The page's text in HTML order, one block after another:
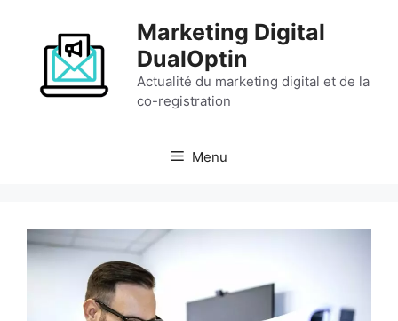
contenu
Marketing Digital
DualOptin
Actualité du marketing digital et de la
co-registration
Menu